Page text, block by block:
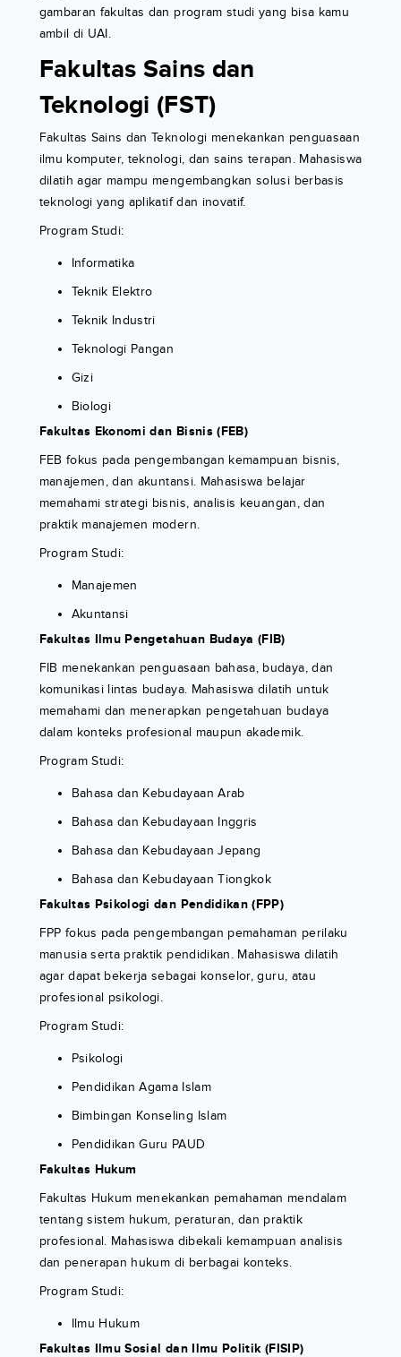
gambaran fakultas dan program studi yang bisa kamu
ambil di UAI.
Fakultas Sains dan
Teknologi (FST)
Fakultas Sains dan Teknologi menekankan penguasaan
ilmu komputer, teknologi, dan sains terapan. Mahasiswa
dilatih agar mampu mengembangkan solusi berbasis
teknologi yang aplikatif dan inovatif.
Program Studi:
Informatika
Teknik Elektro
Teknik Industri
Teknologi Pangan
Gizi
Biologi
Fakultas Ekonomi dan Bisnis (FEB)
FEB fokus pada pengembangan kemampuan bisnis,
manajemen, dan akuntansi. Mahasiswa belajar
memahami strategi bisnis, analisis keuangan, dan
praktik manajemen modern.
Program Studi:
Manajemen
Akuntansi
Fakultas Ilmu Pengetahuan Budaya (FIB)
FIB menekankan penguasaan bahasa, budaya, dan
komunikasi lintas budaya. Mahasiswa dilatih untuk
memahami dan menerapkan pengetahuan budaya
dalam konteks profesional maupun akademik.
Program Studi:
Bahasa dan Kebudayaan Arab
Bahasa dan Kebudayaan Inggris
Bahasa dan Kebudayaan Jepang
Bahasa dan Kebudayaan Tiongkok
Fakultas Psikologi dan Pendidikan (FPP)
FPP fokus pada pengembangan pemahaman perilaku
manusia serta praktik pendidikan. Mahasiswa dilatih
agar dapat bekerja sebagai konselor, guru, atau
profesional psikologi.
Program Studi:
Psikologi
Pendidikan Agama Islam
Bimbingan Konseling Islam
Pendidikan Guru PAUD
Fakultas Hukum
Fakultas Hukum menekankan pemahaman mendalam
tentang sistem hukum, peraturan, dan praktik
profesional. Mahasiswa dibekali kemampuan analisis
dan penerapan hukum di berbagai konteks.
Program Studi:
Ilmu Hukum
Fakultas Ilmu Sosial dan Ilmu Politik (FISIP)